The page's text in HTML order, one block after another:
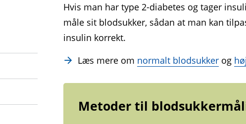
Hvis man har type 2-diabetes og tager
måle sit blodsukker, sådan at man kan
insulin korrekt.
Læs mere om normalt blodsukker og
Metoder til